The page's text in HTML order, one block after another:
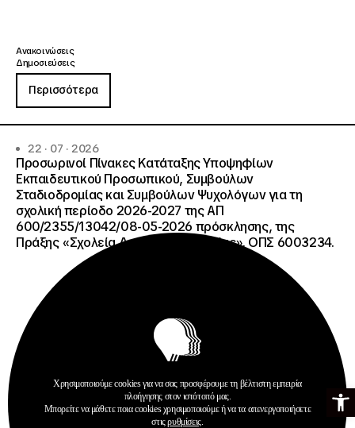
Ανοίξτε
Ανακοινώσεις
Δημοσιεύσεις
Περισσότερα
22 · 07 · 2026
Προσωρινοί Πίνακες Κατάταξης Υποψηφίων
Εκπαιδευτικού Προσωπικού, Συμβούλων
Σταδιοδρομίας και Συμβούλων Ψυχολόγων για τη
σχολική περίοδο 2026-2027 της ΑΠ
600/2355/13042/08-05-2026 πρόσκλησης, της
Πράξης «Σχολεία Δεύτερης Ευκαιρίας», ΟΠΣ 6003234.
Ανακοινώσεις
Χρησιμοποιούμε cookies για να σας προσφέρουμε τη βέλτιστη εμπειρία
πλοήγησης στον ιστότοπό μας.
Μπορείτε να μάθετε ποια cookies χρησιμοποιούμε ή να τα απενεργοποιήσετε
στιςρυθμίσεις.